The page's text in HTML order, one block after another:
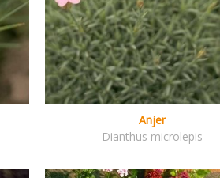
Anjer
Dianthus microlepis